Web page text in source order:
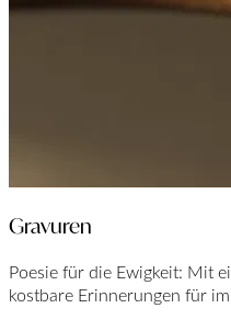
Gravuren
Poesie für die Ewigkeit: Mit
kostbare Erinnerungen für